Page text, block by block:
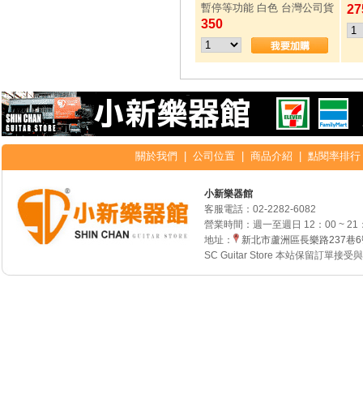
暫停等功能 白色 台灣公司貨
350
關於我們 | 公司位置 | 商品介紹 | 點閱率排行
小新樂器館
客服電話： 02-2282-6082
營業時間：週一至週日 12：00 ~ 21
地址：
新北市蘆洲區長樂路237巷
SC Guitar Store 本站保留訂單接受